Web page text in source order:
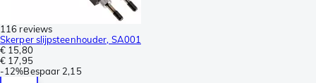
116 reviews
Skerper slijpsteenhouder, SA001
€ 15,80
€ 17,95
-12%Bespaar 2,15